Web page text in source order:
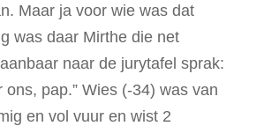
Maar ja voor wie was dat
was daar Mirthe die net
naar de jurytafel sprak:
ons, pap.” Wies (-34) was van
en vol vuur en wist 2